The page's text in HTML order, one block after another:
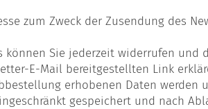
zum Zweck der Zusendung des
Sie jederzeit widerrufen und
E-Mail bereitgestellten Link
erhobenen Daten werden
gespeichert und nach